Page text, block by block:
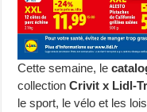
Cette semaine, le
collectionCrivit x Lidl-
le sport, le vélo et les